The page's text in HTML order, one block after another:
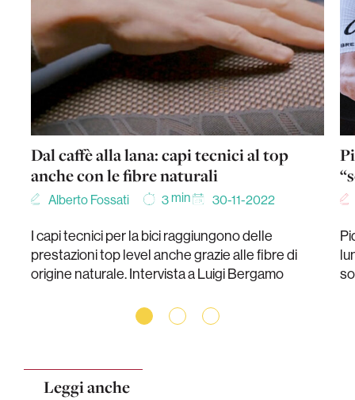
Dal caffè alla lana: capi tecnici al top
anche con le fibre naturali
Alberto Fossati 3min 30-11-2022
I capi tecnici per la bici raggiungono delle
prestazioni top level anche grazie alle fibre di
origine naturale. Intervista a Luigi Bergamo
Leggi anche